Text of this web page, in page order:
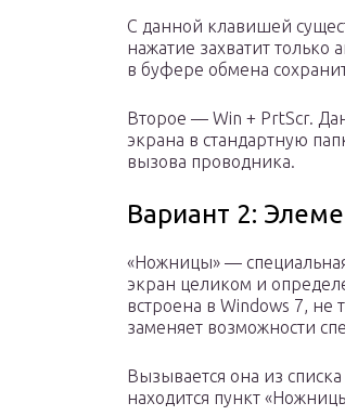
С данной клавишей
нажатие захватит
в буфере обмена
Второе — Win + PrtScr.
экрана в стандартную
вызова проводника.
Вариант 2:
«Ножницы» —
экран целиком и
встроена в Windows 7, не
заменяет возможности
Вызывается она из
находится пункт